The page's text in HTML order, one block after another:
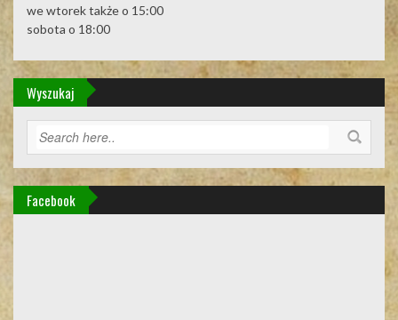
we wtorek także o 15:00
sobota o 18:00
Wyszukaj
Facebook